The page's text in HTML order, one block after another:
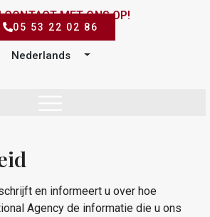
CONTACT MET ONS OP!
05 53 22 02 86
Nederlands
en informeert u over hoe
Agency de informatie die u ons